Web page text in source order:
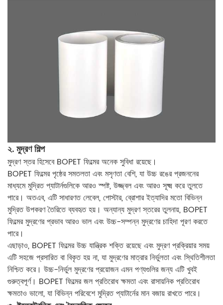
২. মুদ্রণ শিল্প
মুদ্রণ স্তর হিসেবে BOPET ফিল্মের অনেক সুবিধা রয়েছে।
BOPET ফিল্মের পৃষ্ঠের সমতলতা এবং মসৃণতা বেশি, যা উচ্চ রঙের প্রজননের
মাধ্যমে মুদ্রিত প্যাটার্নগুলিকে আরও স্পষ্ট, উজ্জ্বল এবং আরও সূক্ষ্ম করে তুলতে
পারে। অতএব, এটি সাধারণত লেবেল, পোস্টার, ব্রোশার ইত্যাদির মতো বিভিন্ন
মুদ্রিত উপকরণ তৈরিতে ব্যবহৃত হয়। অন্যান্য মুদ্রণ স্তরের তুলনায়, BOPET
ফিল্মের মুদ্রণের প্রভাব আরও ভাল এবং উচ্চ-সম্পন্ন মুদ্রণের চাহিদা পূরণ করতে
পারে।
এছাড়াও, BOPET ফিল্মের উচ্চ যান্ত্রিক শক্তি রয়েছে এবং মুদ্রণ প্রক্রিয়ার সময়
এটি সহজে প্রসারিত বা বিকৃত হয় না, যা মুদ্রণের মাত্রার নির্ভুলতা এবং স্থিতিশীলতা
নিশ্চিত করে। উচ্চ-নির্ভুল মুদ্রণের প্রয়োজন এমন পণ্যগুলির জন্য এটি খুবই
গুরুত্বপূর্ণ। BOPET ফিল্মের জল প্রতিরোধ ক্ষমতা এবং রাসায়নিক প্রতিরোধ
ক্ষমতাও ভালো, যা বিভিন্ন পরিবেশে মুদ্রিত প্যাটার্নের মান বজায় রাখতে পারে।